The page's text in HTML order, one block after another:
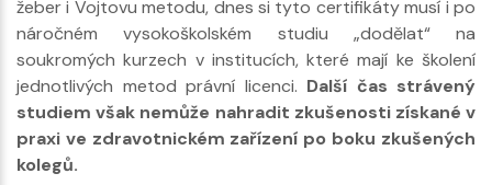
žeber i Vojtovu metodu, dnes si tyto certifikáty musí i po
náročném vysokoškolském studiu „dodělat“ na
soukromých kurzech v institucích, které mají ke školení
jednotlivých metod právní licenci. Další čas strávený
studiem však nemůže nahradit zkušenosti získané v
praxi ve zdravotnickém zařízení po boku zkušených
kolegů.